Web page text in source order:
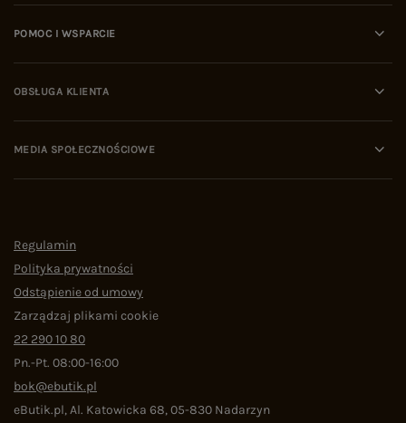
POMOC I WSPARCIE
OBSŁUGA KLIENTA
MEDIA SPOŁECZNOŚCIOWE
Regulamin
Polityka prywatności
Odstąpienie od umowy
Zarządzaj plikami cookie
22 290 10 80
Pn.-Pt. 08:00-16:00
bok@ebutik.pl
eButik.pl,Al. Katowicka 68,05-830 Nadarzyn